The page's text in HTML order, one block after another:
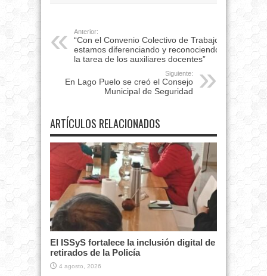
Anterior:
“Con el Convenio Colectivo de Trabajo
estamos diferenciando y reconociendo
la tarea de los auxiliares docentes”
Siguiente:
En Lago Puelo se creó el Consejo
Municipal de Seguridad
ARTÍCULOS RELACIONADOS
El ISSyS fortalece la inclusión digital de
retirados de la Policía
4 agosto, 2026